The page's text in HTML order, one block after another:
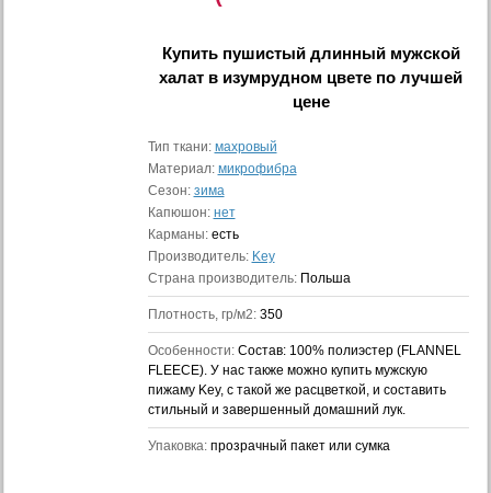
Купить пушистый длинный мужской
халат в изумрудном цвете по лучшей
цене
Тип ткани: махровый
Материал: микрофибра
Сезон: зима
Капюшон: нет
Карманы: есть
Производитель: Key
Страна производитель: Польша
Плотность, гр/м2: 350
Особенности: Состав: 100% полиэстер (FLANNEL
FLEECE). У нас также можно купить мужскую
пижаму Key, с такой же расцветкой, и составить
стильный и завершенный домашний лук.
Упаковка: прозрачный пакет или сумка